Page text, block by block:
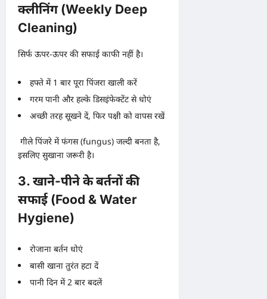
क्लीनिंग (Weekly Deep
Cleaning)
सिर्फ ऊपर-ऊपर की सफाई काफी नहीं है।
हफ्ते में 1 बार पूरा पिंजरा खाली करें
गरम पानी और हल्के डिसइंफेक्टेंट से धोएं
अच्छी तरह सूखने दें, फिर पक्षी को वापस रखें
गीले पिंजरे में फंगस (fungus) जल्दी बनता है,
इसलिए सुखाना जरूरी है।
3. खाने-पीने के बर्तनों की
सफाई (Food & Water
Hygiene)
रोजाना बर्तन धोएं
बासी खाना तुरंत हटा दें
पानी दिन में 2 बार बदलें